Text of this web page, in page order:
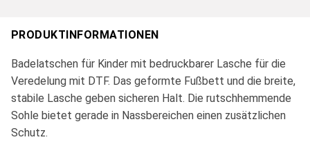
PRODUKTINFORMATIONEN
Badelatschen für Kinder mit bedruckbarer Lasche für die
Veredelung mit DTF. Das geformte Fußbett und die breite,
stabile Lasche geben sicheren Halt. Die rutschhemmende
Sohle bietet gerade in Nassbereichen einen zusätzlichen
Schutz.